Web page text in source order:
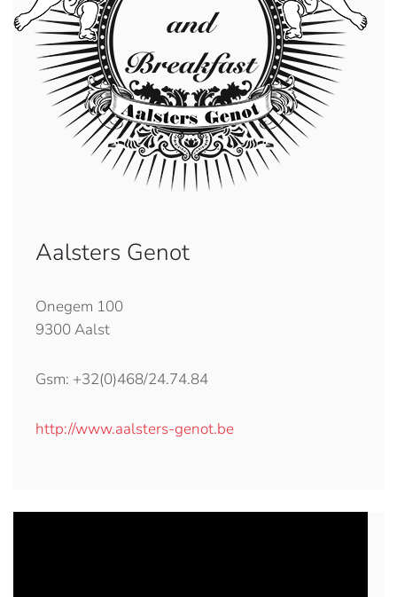
Aalsters Genot
Onegem 100
9300 Aalst
Gsm: +32(0)468/24.74.84
http://www.aalsters-genot.be